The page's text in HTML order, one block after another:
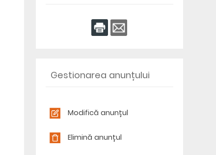
Gestionarea anunțului
Modifică anunțul
Elimină anunțul